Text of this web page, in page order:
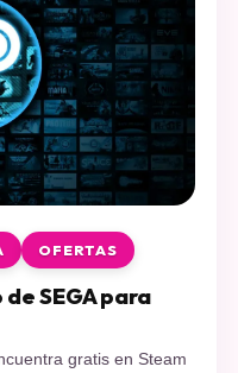
OFERTAS
SEGA para
gratis en Steam